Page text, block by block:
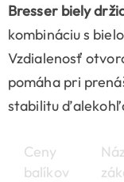
Bresser biely
kombináciu s
Vzdialenosť
pomáha pri
stabilitu
Ceny
balíkov